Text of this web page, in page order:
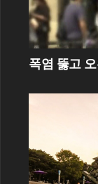
폭염 뚫고